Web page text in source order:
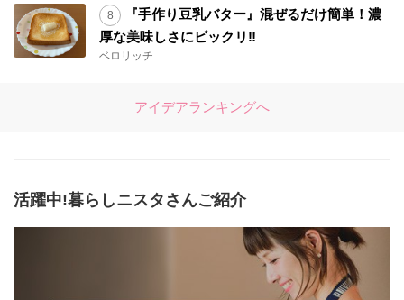
『手作り豆乳バター』混ぜるだけ簡単！濃
厚な美味しさにビックリ‼︎
ベロリッチ
アイデアランキングへ
活躍中!暮らしニスタさんご紹介